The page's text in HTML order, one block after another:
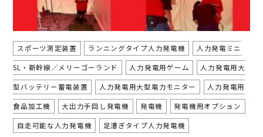
スポーツ測定装置 ランニングタイプ人力発電機 人力発電ミニ
SL・新幹線／メリーゴーランド 人力発電用ゲーム 人力発電用大
型バッテリー蓄電装置 人力発電用大型電力モニター 人力発電用
食品加工機 大出力手回し発電機 発電機 発電機用オプション
自走可能な人力発電機 足漕ぎタイプ人力発電機